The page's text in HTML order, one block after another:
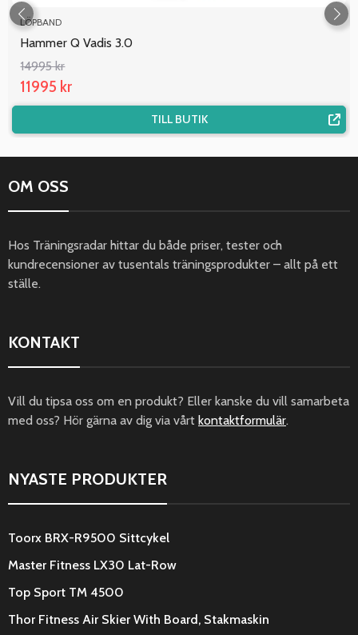
LÖPBAND
Hammer Q Vadis 3.0
14995 kr
11995 kr
TILL BUTIK
OM OSS
Hos Träningsradar hittar du både priser, tester och
kundrecensioner av tusentals träningsprodukter – allt på ett
ställe.
KONTAKT
Vill du tipsa oss om en produkt? Eller kanske du vill samarbeta
med oss? Hör gärna av dig via vårt kontaktformulär.
NYASTE PRODUKTER
Toorx BRX-R9500 Sittcykel
Master Fitness LX30 Lat-Row
Top Sport TM 4500
Thor Fitness Air Skier With Board, Stakmaskin